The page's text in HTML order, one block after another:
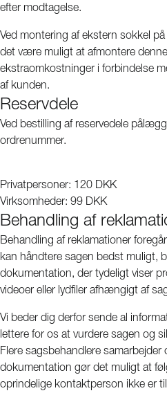
efter modtagelse.
Ved montering af ekstern sokkel
det være muligt at afmontere
ekstraomkostninger i forbindelse
af kunden.
Reservdele
Ved bestilling af reservedele
ordrenummer.
Privatpersoner: 120 DKK
Virksomheder: 99 DKK
Behandling af
Behandling af reklamationer
kan håndtere sagen bedst muligt,
dokumentation, der tydeligt viser
videoer eller lydfiler afhængigt af
Vi beder dig derfor sende al
lettere for os at vurdere sagen og
Flere sagsbehandlere samarbejder
dokumentation gør det muligt at
oprindelige kontaktperson ikke er